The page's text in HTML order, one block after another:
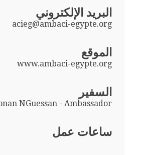
البريد الإلكتروني
acieg@ambaci-egypte.org
الموقع
www.ambaci-egypte.org
السفير
NGuessan - Ambassador
ساعات عمل